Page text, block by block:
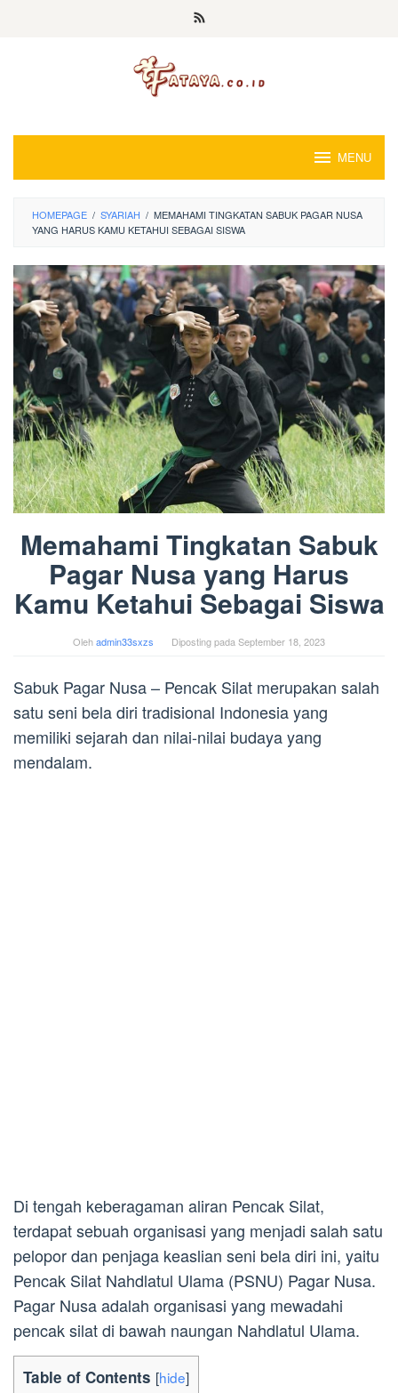
MENU
HOMEPAGE / SYARIAH / MEMAHAMI TINGKATAN SABUK PAGAR NUSA
YANG HARUS KAMU KETAHUI SEBAGAI SISWA
Memahami Tingkatan Sabuk
Pagar Nusa yang Harus
Kamu Ketahui Sebagai Siswa
Olehadmin33sxzs Diposting pada September 18, 2023
Sabuk Pagar Nusa – Pencak Silat merupakan salah
satu seni bela diri tradisional Indonesia yang
memiliki sejarah dan nilai-nilai budaya yang
mendalam.
Di tengah keberagaman aliran Pencak Silat,
terdapat sebuah organisasi yang menjadi salah satu
pelopor dan penjaga keaslian seni bela diri ini, yaitu
Pencak Silat Nahdlatul Ulama (PSNU) Pagar Nusa.
Pagar Nusa adalah organisasi yang mewadahi
pencak silat di bawah naungan Nahdlatul Ulama.
Table of Contents [hide]